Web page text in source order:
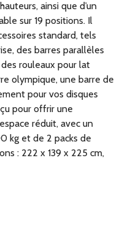
ainsi que d’un
sur 19 positions. Il
standard, tels
des barres parallèles
rouleaux pour lat
olympique, une barre de
pour vos disques
pour offrir une
réduit, avec un
kg et de 2 packs de
: 222 x 139 x 225 cm,